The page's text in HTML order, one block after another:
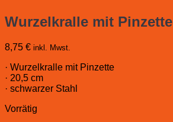
Wurzelkralle mit Pinzette
8,75 € inkl. Mwst.
· Wurzelkralle mit Pinzette
· 20,5 cm
· schwarzer Stahl
Vorrätig